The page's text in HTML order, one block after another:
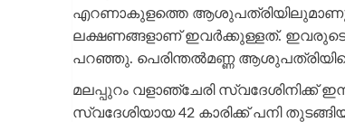
എറണാകുളത്തെ
ലക്ഷണങ്ങളാണ് ഇവര്‍ക്കുള്ളത്.
പറഞ്ഞു. പെരിന്തല്‍മണ്ണ
മലപ്പുറം വളാഞ്ചേരി സ്വദേശിനിക്ക്
സ്വദേശിയായ 42 കാരിക്ക് പനി